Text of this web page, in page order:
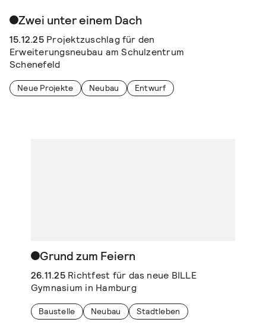
Zwei unter einem Dach
15.12.25Projektzuschlag für den
Erweiterungsneubau am Schulzentrum
Schenefeld
Neue Projekte Neubau Entwurf
Grund zum Feiern
26.11.25Richtfest für das neue BILLE
Gymnasium in Hamburg
Baustelle Neubau Stadtleben